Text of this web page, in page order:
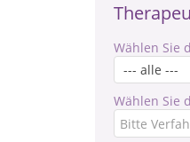
Wählen Sie
Wählen Sie